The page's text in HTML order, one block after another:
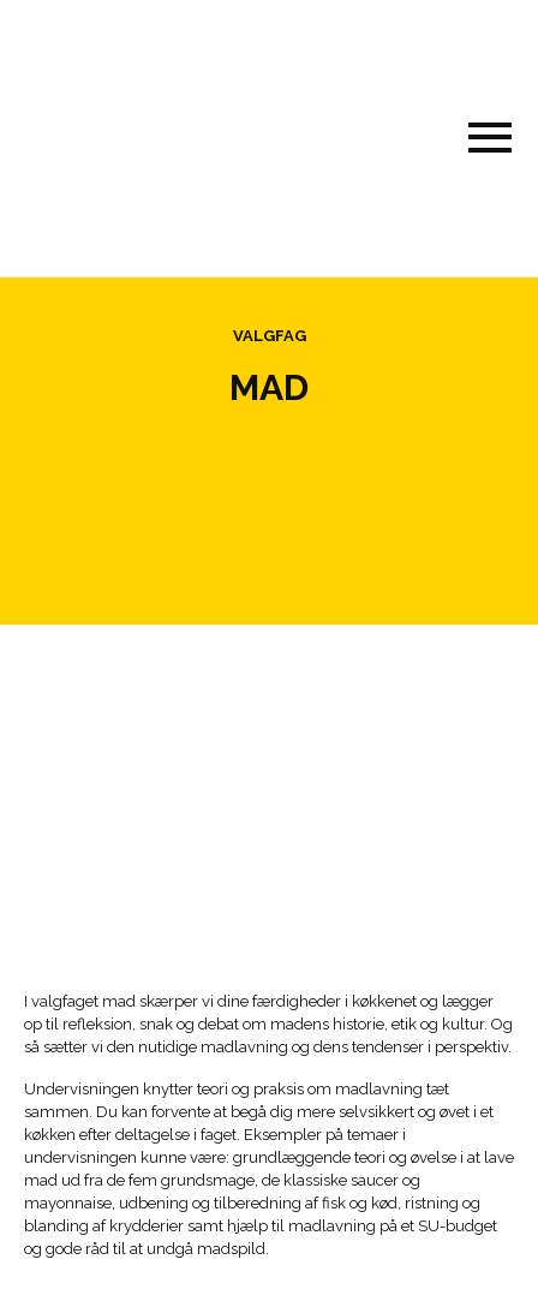
VALGFAG
MAD
I valgfaget mad skærper vi dine færdigheder i køkkenet og lægger
op til refleksion, snak og debat om madens historie, etik og kultur. Og
så sætter vi den nutidige madlavning og dens tendenser i perspektiv.
Undervisningen knytter teori og praksis om madlavning tæt
sammen. Du kan forvente at begå dig mere selvsikkert og øvet i et
køkken efter deltagelse i faget. Eksempler på temaer i
undervisningen kunne være: grundlæggende teori og øvelse i at lave
mad ud fra de fem grundsmage, de klassiske saucer og
mayonnaise, udbening og tilberedning af fisk og kød, ristning og
blanding af krydderier samt hjælp til madlavning på et SU-budget
og gode råd til at undgå madspild.